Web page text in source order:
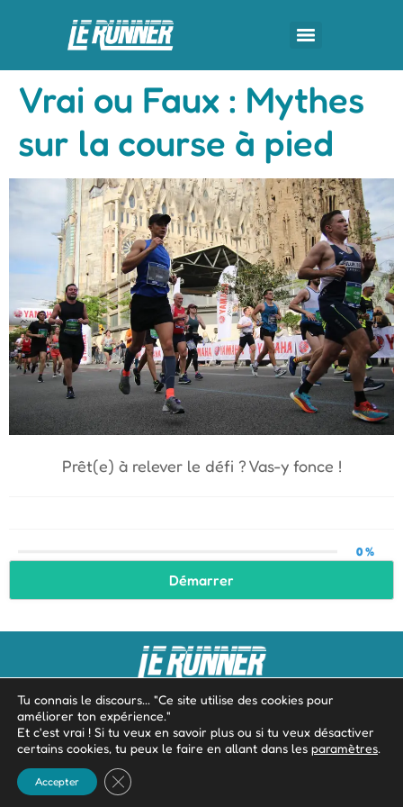
Vrai ou Faux : Mythes
sur la course à pied
Prêt(e) à relever le défi ? Vas-y fonce !
0 %
Démarrer
À propos
Mentions légales
Politique de confidentialité
Politique de cookies
Tous droits réservés - Le Runner 2025
Tu connais le discours... "Ce site utilise des cookies pour
améliorer ton expérience."
Et c'est vrai ! Si tu veux en savoir plus ou si tu veux désactiver
certains cookies, tu peux le faire en allant dans les paramètres.
Accepter Fermer la bannière des cookies GDPR